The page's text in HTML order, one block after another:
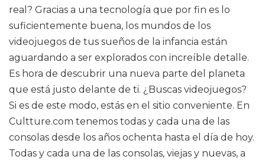
real? Gracias a una tecnología que por fin es lo
suficientemente buena, los mundos de los
videojuegos de tus sueños de la infancia están
aguardando a ser explorados con increíble detalle.
Es hora de descubrir una nueva parte del planeta
que está justo delante de ti. ¿Buscas videojuegos?
Si es de este modo, estás en el sitio conveniente. En
Cultture.com tenemos todas y cada una de las
consolas desde los años ochenta hasta el día de hoy.
Todas y cada una de las consolas, viejas y nuevas, a